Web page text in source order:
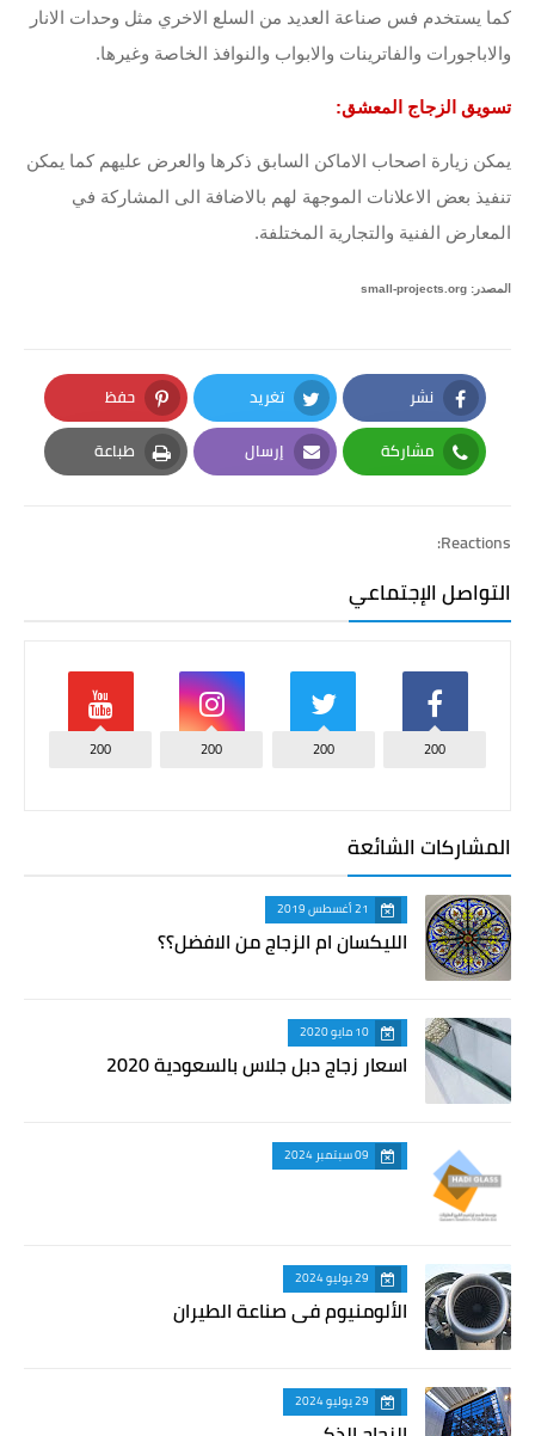
كما يستخدم فس صناعة العديد من السلع الاخري مثل وحدات الانار
والاباجورات والفاترينات والابواب والنوافذ الخاصة وغيرها.
تسويق الزجاج المعشق:
يمكن زيارة اصحاب الاماكن السابق ذكرها والعرض عليهم كما يمكن
تنفيذ بعض الاعلانات الموجهة لهم بالاضافة الى المشاركة في
المعارض الفنية والتجارية المختلفة.
المصدر: small-projects.org
نشر
Facebook
تغريد
Twitter
حفظ
Pinterest
مشاركة
Whatsapp
إرسال
Email
طباعة
Print
Reactions:
التواصل الإجتماعي
200
200
200
200
المشاركات الشائعة
21 أغسطس 2019
الليكسان ام الزجاج من الافضل؟؟
10 مايو 2020
اسعار زجاج دبل جلاس بالسعودية 2020
09 سبتمبر 2024
29 يوليو 2024
الألومنيوم في صناعة الطيران
29 يوليو 2024